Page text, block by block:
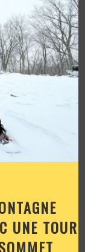
UNE TOUR